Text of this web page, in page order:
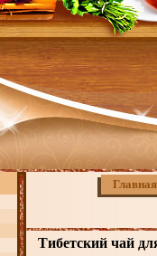
Главная
Тибетский чай